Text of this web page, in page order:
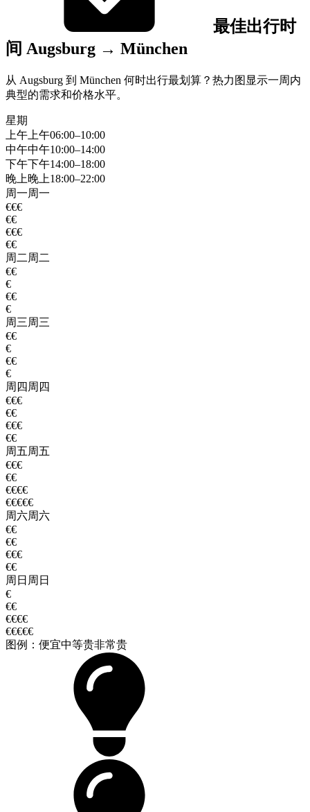
最佳出行时
间 Augsburg → München
从 Augsburg 到 München 何时出行最划算？热力图显示一周内
典型的需求和价格水平。
星期
上午 上午06:00–10:00
中午中午10:00–14:00
下午下午14:00–18:00
晚上晚上18:00–22:00
周一周一
€€€
€€
€€€
€€
周二 周二
€€
€
€€
€
周三周三
€€
€
€€
€
周四 周四
€€€
€€
€€€
€€
周五周五
€€€
€€
€€€€
€€€€€
周六周六
€€
€€
€€€
€€
周日 周日
€
€€
€€€€
€€€€€
图例： 便宜中等贵非常贵